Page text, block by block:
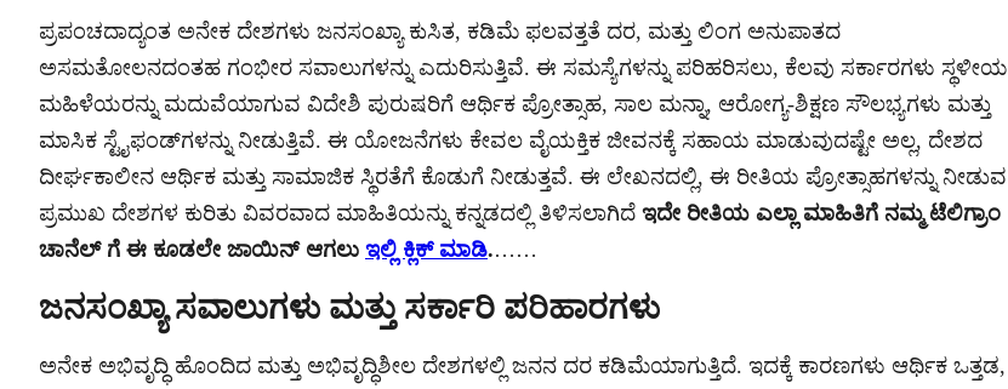
ಪ್ರಪಂಚದಾದ್ಯಂತ ಅನೇಕ ದೇಶಗಳು ಜನಸಂಖ್ಯಾ ಕುಸಿತ, ಕಡಿಮೆ ಫಲವತ್ತತೆ ದರ, ಮತ್ತು ಲಿಂಗ ಅನುಪಾತದ
ಅಸಮತೋಲನದಂತಹ ಗಂಭೀರ ಸವಾಲುಗಳನ್ನು ಎದುರಿಸುತ್ತಿವೆ. ಈ ಸಮಸ್ಯೆಗಳನ್ನು ಪರಿಹರಿಸಲು, ಕೆಲವು ಸರ್ಕಾರಗಳು ಸ್ಥಳೀಯ
ಮಹಿಳೆಯರನ್ನು ಮದುವೆಯಾಗುವ ವಿದೇಶಿ ಪುರುಷರಿಗೆ ಆರ್ಥಿಕ ಪ್ರೋತ್ಸಾಹ, ಸಾಲ ಮನ್ನಾ, ಆರೋಗ್ಯ-ಶಿಕ್ಷಣ ಸೌಲಭ್ಯಗಳು ಮತ್ತು
ಮಾಸಿಕ ಸ್ಟೈಫಂಡ್‌ಗಳನ್ನು ನೀಡುತ್ತಿವೆ. ಈ ಯೋಜನೆಗಳು ಕೇವಲ ವೈಯಕ್ತಿಕ ಜೀವನಕ್ಕೆ ಸಹಾಯ ಮಾಡುವುದಷ್ಟೇ ಅಲ್ಲ, ದೇಶದ
ದೀರ್ಘಕಾಲೀನ ಆರ್ಥಿಕ ಮತ್ತು ಸಾಮಾಜಿಕ ಸ್ಥಿರತೆಗೆ ಕೊಡುಗೆ ನೀಡುತ್ತವೆ. ಈ ಲೇಖನದಲ್ಲಿ, ಈ ರೀತಿಯ ಪ್ರೋತ್ಸಾಹಗಳನ್ನು ನೀಡುವ
ಪ್ರಮುಖ ದೇಶಗಳ ಕುರಿತು ವಿವರವಾದ ಮಾಹಿತಿಯನ್ನು ಕನ್ನಡದಲ್ಲಿ ತಿಳಿಸಲಾಗಿದೆ ಇದೇ ರೀತಿಯ ಎಲ್ಲಾ ಮಾಹಿತಿಗೆ ನಮ್ಮ ಟೆಲಿಗ್ರಾಂ
ಚಾನೆಲ್ ಗೆ ಈ ಕೂಡಲೇ ಜಾಯಿನ್ ಆಗಲು ಇಲ್ಲಿ ಕ್ಲಿಕ್ ಮಾಡಿ.……
ಜನಸಂಖ್ಯಾ ಸವಾಲುಗಳು ಮತ್ತು ಸರ್ಕಾರಿ ಪರಿಹಾರಗಳು
ಅನೇಕ ಅಭಿವೃದ್ಧಿ ಹೊಂದಿದ ಮತ್ತು ಅಭಿವೃದ್ಧಿಶೀಲ ದೇಶಗಳಲ್ಲಿ ಜನನ ದರ ಕಡಿಮೆಯಾಗುತ್ತಿದೆ. ಇದಕ್ಕೆ ಕಾರಣಗಳು ಆರ್ಥಿಕ ಒತ್ತಡ,